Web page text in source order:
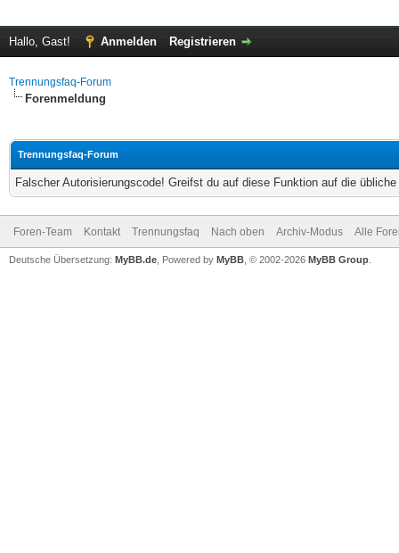
Hallo, Gast! Anmelden Registrieren
Trennungsfaq-Forum
Forenmeldung
Trennungsfaq-Forum
Falscher Autorisierungscode! Greifst du auf diese Funktion auf die
Foren-Team Kontakt Trennungsfaq Nach oben Archiv-Modus Alle
Deutsche Übersetzung: MyBB.de , Powered by MyBB , © 2002-2026 MyBB Group